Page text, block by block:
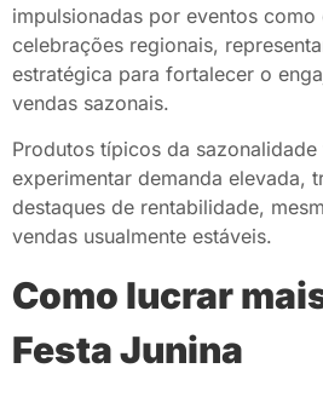
impulsionadas por eventos como
celebrações regionais,
estratégica para fortalecer o
vendas sazonais.
Produtos típicos da sazonalidade
experimentar demanda elevada,
destaques de rentabilidade,
vendas usualmente estáveis.
Como lucrar
Festa Junina